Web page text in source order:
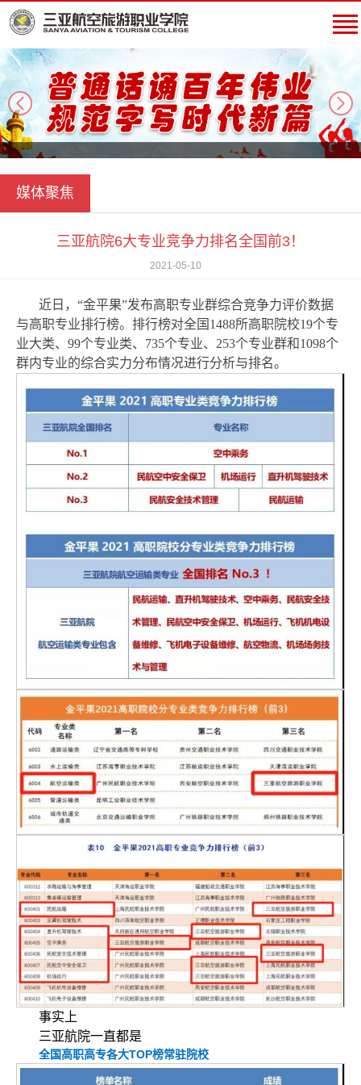
next
媒体聚焦
三亚航院6大专业竞争力排名全国前3！
2021-05-10
近日，“金平果”发布高职专业群综合竞争力评价数据
与高职专业排行榜。排行榜对全国1488所高职院校19个专
业大类、99个专业类、735个专业、253个专业群和1098个
群内专业的综合实力分布情况进行分析与排名。
事实上
三亚航院一直都是
全国高职高专各大TOP榜常驻院校